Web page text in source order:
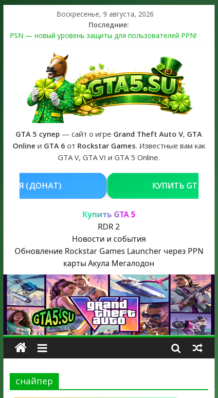
Воскресенье, 9 августа, 2026
Последние:
PSN — новый уровень защиты для пользователей PPN!
The Kortz Center Heist выйдет в GTA Online уже 14 июля
Регистрация в Rockstar Games Social Club ошибка #1.500.7:
как зарегистрировать аккаунт и войти без проблем в 2026
Получайте особые награды в GTA Online по программе
Fine Art Collector
GTA 6 официальная обложка игры и Предзаказ Grand Theft
Auto VI
GTA 5 супер — сайт о игре Grand Theft Auto V, GTA
Online и GTA 6 от Rockstar Games. Известные вам как
GTA V, GTA VI и GTA 5 Online.
КУПИТЬ GTA 5 ONLINE НА PC
Купить GTA 5
RDR 2
Новости и события
Обновление Rockstar Games Launcher через PPN
карты Акула Мегалодон
снайпер